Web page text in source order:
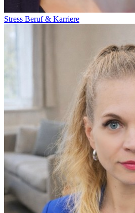
Stress Beruf & Karriere